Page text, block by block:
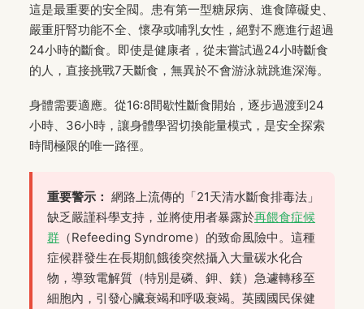
這是最重要的安全閥。患有第一型糖尿病、進食障礙史、
嚴重肝腎功能不全、懷孕或哺乳女性，絕對不應進行超過
24小時的斷食。即使是健康者，從未嘗試過24小時斷食
的人，直接挑戰7天斷食，無異於不會游泳就跳進深海。
身體需要適應。從16:8間歇性斷食開始，逐步過渡到24
小時、36小時，讓身體學習切換能量模式，是安全探索
時間極限的唯一路徑。
重要警示： 網路上流傳的「21天清水斷食排毒法」
缺乏嚴謹科學支持，並將使用者暴露於再餵食症候
群 （Refeeding Syndrome）的致命風險中。這種
症候群發生在長期飢餓後突然攝入大量碳水化合
物，導致電解質（特別是磷、鉀、鎂）急遽轉移至
細胞內，引發心臟衰竭和呼吸衰竭。英國國民保健